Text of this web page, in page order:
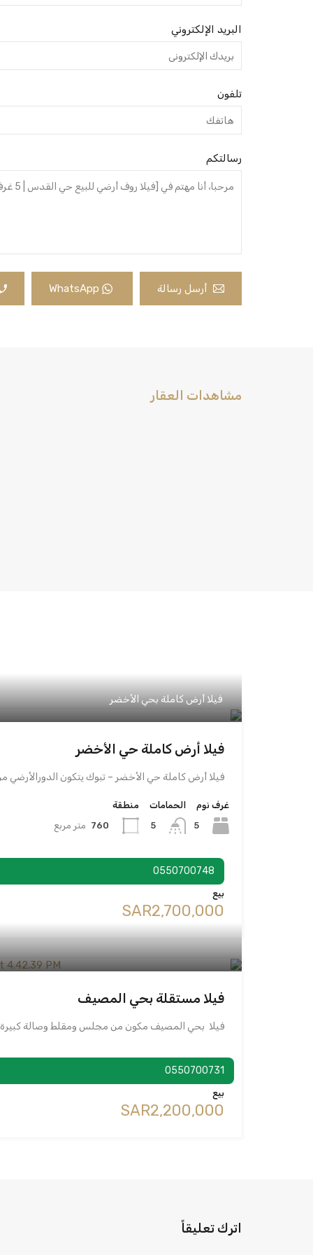
البريد الإلكتروني
تلفون
رسالتكم
أرسل رسالة WhatsApp
مشاهدات العقار
فيلا أرض كاملة بحي الأخضر
فيلا أرض كاملة حي الأخضر
فيلا أرض كاملة حي الأخضر – تبوك يتكون الدورالأرضي
غرف نوم
5
الحمامات
5
منطقة
760 متر مربع
0550700748
بيع
‪SAR2,700,000
فيلا مستقلة بحي المصيف
فيلا بحي المصيف مكون من مجلس ومقلط وصالة
0550700731
بيع
‪SAR2,200,000
اترك تعليقاً